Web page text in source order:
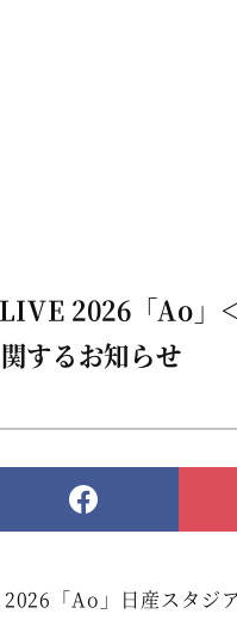
2026「Ao」
するお知らせ
「Ao」日産スタジ